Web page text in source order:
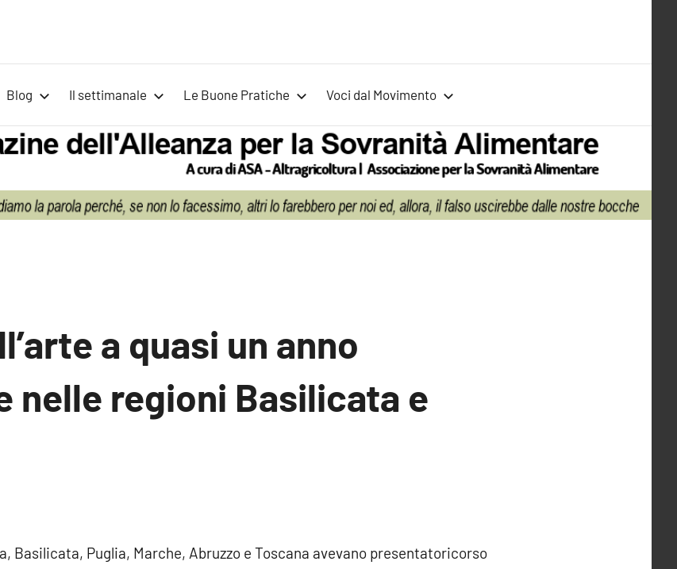
per
la
Terra
Alleanza
Sovranità
Alimentare
Blog Il settimanale Le Buone Pratiche Voci dal Movimento
a quasi un anno
nelle regioni Basilicata e
Basilicata, Puglia, Marche, Abruzzo e Toscana avevano presentatoricorso